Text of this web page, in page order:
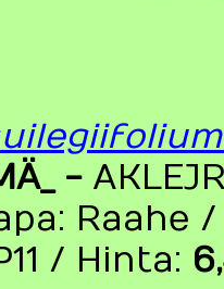
-
Raahe
/ Hinta: